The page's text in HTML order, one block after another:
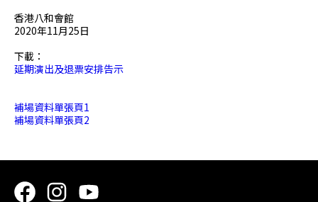
香港八和會館
2020年11月25日
下載：
延期演出及退票安排告示
補場資料單張頁1
補場資料單張頁2